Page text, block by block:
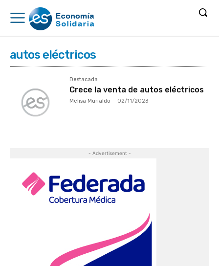
autos eléctricos
Destacada
Crece la venta de autos eléctricos
Melisa Murialdo - 02/11/2023
- Advertisement -